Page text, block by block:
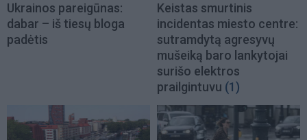
Ukrainos pareigūnas:
dabar – iš tiesų bloga
padėtis
Keistas smurtinis
incidentas miesto centre:
sutramdytą agresyvų
mušeiką baro lankytojai
surišo elektros
prailgintuvu (1)